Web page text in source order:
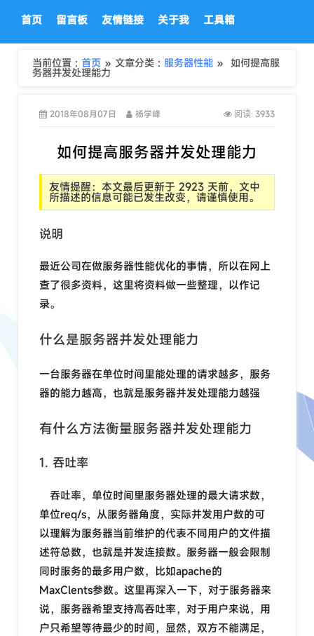
首页 留言板 友情链接 关于我 工具箱
当前位置 : 首页 » 文章分类 : 服务器性能 » 如何提高服
务器并发处理能力
2018年08月07日 杨学峰 阅读: 3933
如何提高服务器并发处理能力
友情提醒：本文最后更新于 2923 天前，文中
所描述的信息可能已发生改变，请谨慎使用。
说明
最近公司在做服务器性能优化的事情，所以在网上
查了很多资料，这里将资料做一些整理，以作记
录。
什么是服务器并发处理能力
一台服务器在单位时间里能处理的请求越多，服务
器的能力越高，也就是服务器并发处理能力越强
有什么方法衡量服务器并发处理能力
1. 吞吐率
吞吐率，单位时间里服务器处理的最大请求数，
单位req/s，从服务器角度，实际并发用户数的可
以理解为服务器当前维护的代表不同用户的文件描
述符总数，也就是并发连接数。服务器一般会限制
同时服务的最多用户数，比如apache的
MaxClents参数。这里再深入一下，对于服务器来
说，服务器希望支持高吞吐率，对于用户来说，用
户只希望等待最少的时间，显然，双方不能满足，